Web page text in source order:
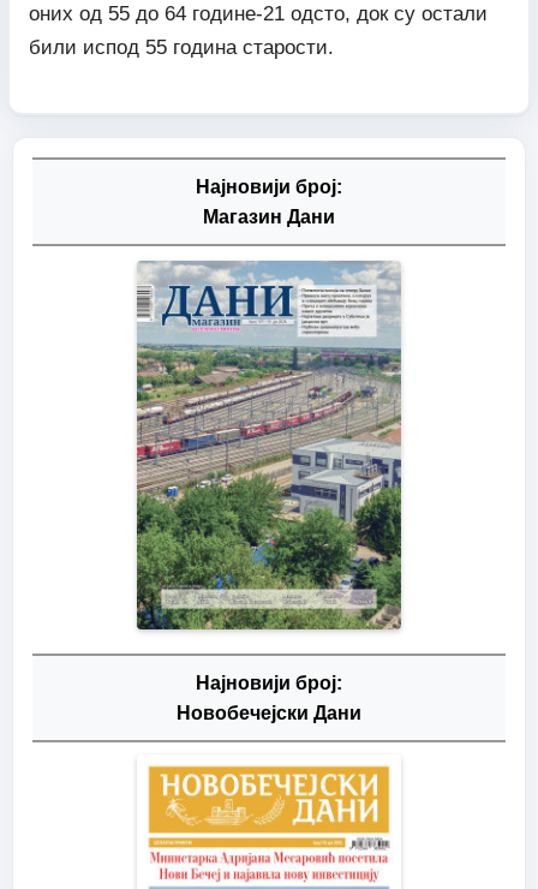
оних од 55 до 64 године-21 одсто, док су остали
били испод 55 година старости.
Најновији број:
Магазин Дани
Најновији број:
Новобечејски Дани